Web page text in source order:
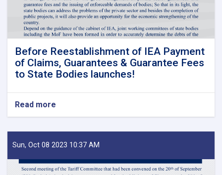
Before Reestablishment of IEA Payment
of Claims, Guarantees & Guarantee Fees
to State Bodies launches!
Read more
Before
of
IEA
of
Sun, Oct 08 2023 10:37 AM